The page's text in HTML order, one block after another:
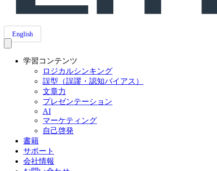
English
学習コンテンツ
ロジカルシンキング
誤型（誤謬・認知バイアス）
文章力
プレゼンテーション
AI
マーケティング
自己啓発
書籍
サポート
会社情報